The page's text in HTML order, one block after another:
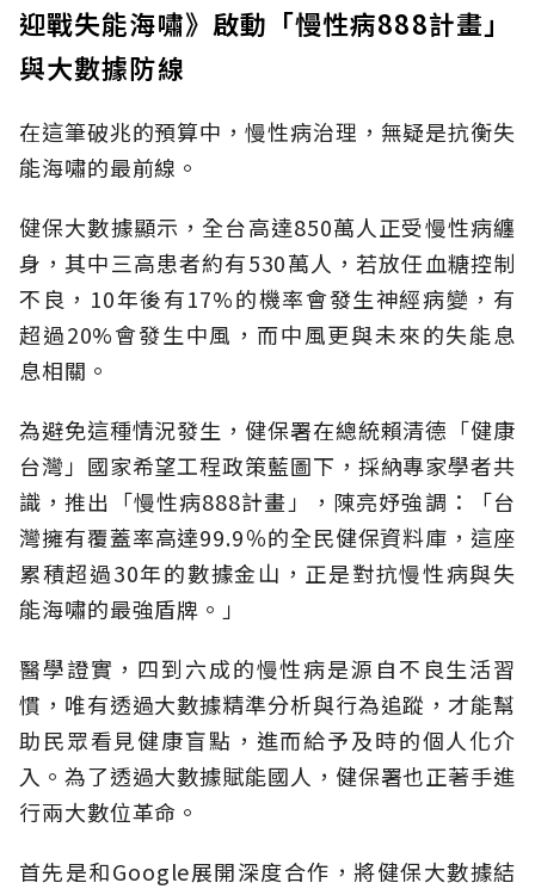
迎戰失能海嘯》啟動「慢性病888計畫」
與大數據防線
在這筆破兆的預算中，慢性病治理，無疑是抗衡失
能海嘯的最前線。
健保大數據顯示，全台高達850萬人正受慢性病纏
身，其中三高患者約有530萬人，若放任血糖控制
不良，10年後有17%的機率會發生神經病變，有
超過20%會發生中風，而中風更與未來的失能息
息相關。
為避免這種情況發生，健保署在總統賴清德「健康
台灣」國家希望工程政策藍圖下，採納專家學者共
識，推出「慢性病888計畫」，陳亮妤強調：「台
灣擁有覆蓋率高達99.9％的全民健保資料庫，這座
累積超過30年的數據金山，正是對抗慢性病與失
能海嘯的最強盾牌。」
醫學證實，四到六成的慢性病是源自不良生活習
慣，唯有透過大數據精準分析與行為追蹤，才能幫
助民眾看見健康盲點，進而給予及時的個人化介
入。為了透過大數據賦能國人，健保署也正著手進
行兩大數位革命。
首先是和Google展開深度合作，將健保大數據結